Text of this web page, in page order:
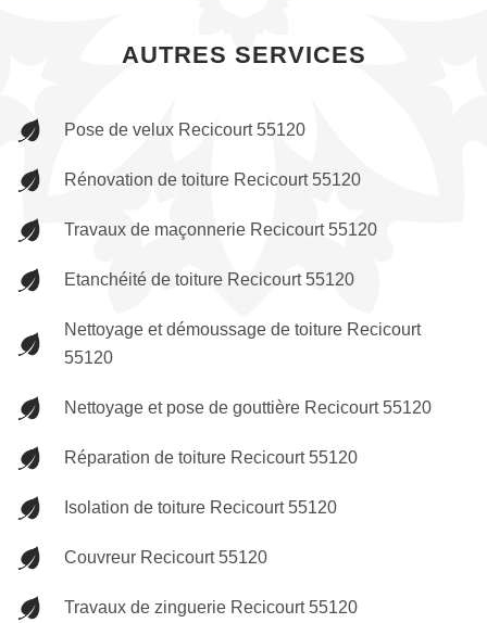
AUTRES SERVICES
Pose de velux Recicourt 55120
Rénovation de toiture Recicourt 55120
Travaux de maçonnerie Recicourt 55120
Etanchéité de toiture Recicourt 55120
Nettoyage et démoussage de toiture Recicourt
55120
Nettoyage et pose de gouttière Recicourt 55120
Réparation de toiture Recicourt 55120
Isolation de toiture Recicourt 55120
Couvreur Recicourt 55120
Travaux de zinguerie Recicourt 55120